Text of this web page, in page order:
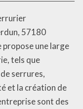
57180
propose une large
tels que
serrures,
et la création de
sont des